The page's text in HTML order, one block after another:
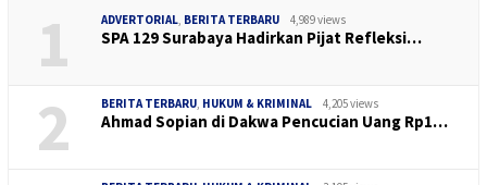
1 ADVERTORIAL BERITA TERBARU 4,989 views
SPA 129 Surabaya Hadirkan Pijat Refleksi…
2 BERITA TERBARU HUKUM & KRIMINAL 4,205 views
Ahmad Sopian di Dakwa Pencucian Uang Rp1…